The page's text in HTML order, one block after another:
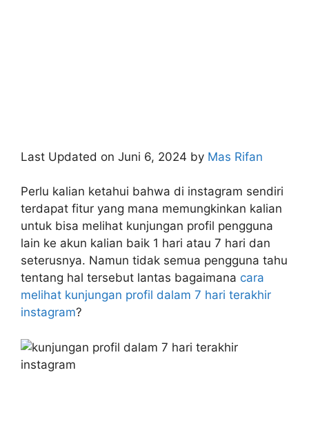
Last Updated on Juni 6, 2024 by Mas Rifan
Perlu kalian ketahui bahwa di instagram sendiri
terdapat fitur yang mana memungkinkan kalian
untuk bisa melihat kunjungan profil pengguna
lain ke akun kalian baik 1 hari atau 7 hari dan
seterusnya. Namun tidak semua pengguna tahu
tentang hal tersebut lantas bagaimana cara
melihat kunjungan profil dalam 7 hari terakhir
instagram?